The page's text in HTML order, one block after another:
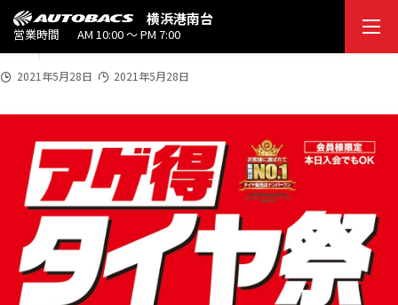
横浜港南台
営業時間 AM 10:00 ～ PM 7:00
rect21eee
2021
5/2
8
2021年5月28日 2021年5月28日